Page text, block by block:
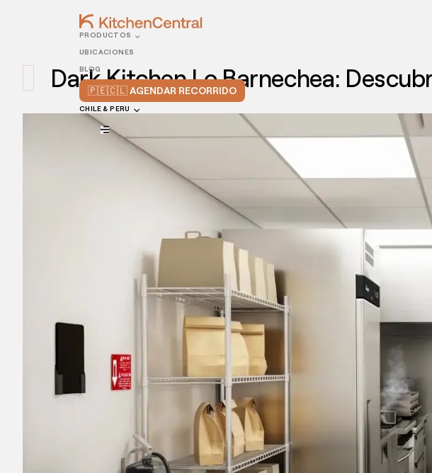
PRODUCTOS
UBICACIONES
BLOG
🇵🇪🇨🇱 AGENDAR RECORRIDO
CHILE & PERU
Dark Kitchen Lo Barnechea: